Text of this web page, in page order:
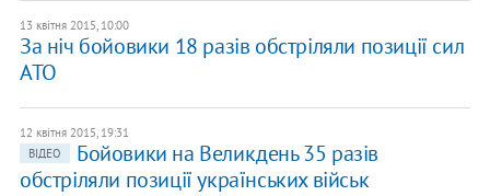
13 квітня 2015, 10:00
За ніч бойовики 18 разів обстріляли позиції сил
АТО
12 квітня 2015, 19:31
ВІДЕО
Бойовики на Великдень 35 разів
обстріляли позиції українських військ